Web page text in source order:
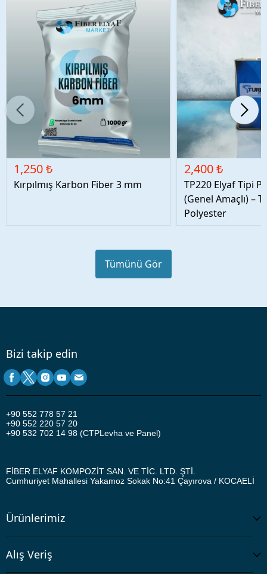
1,250 ₺
Kırpılmış Karbon Fiber 3 mm
2,400 ₺
TP220 Elyaf Tipi
(Genel Amaçlı) –
Polyester
Tümünü Gör
Bizi takip edin
+90 552 778 57 21
+90 552 220 57 20
+90 532 702 14 98 (CTPLevha ve Panel)
FİBER ELYAF KOMPOZİT SAN. VE TİC. LTD. ŞTİ.
Cumhuriyet Mahallesi Yakamoz Sokak No:41 Çayırova / KOCAELİ
Ürünlerimiz
Alış Veriş